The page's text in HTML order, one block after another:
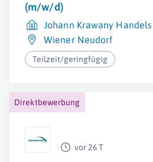
(m/w/d)
Johann Krawany
Wiener Neudorf
Teilzeit/geringfügig
Direktbewerbung
vor 26 T